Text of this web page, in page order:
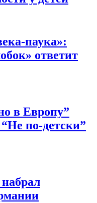
паука»:
ответит
в Европу”
по-детски”